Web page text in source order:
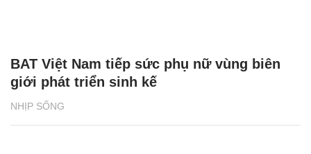
NHỊP SỐNG
BAT Việt Nam tiếp sức phụ nữ vùng biên
giới phát triển sinh kế